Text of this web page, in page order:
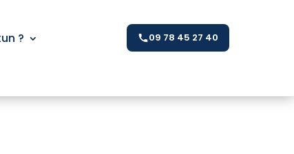
?
09 78 45 27 40